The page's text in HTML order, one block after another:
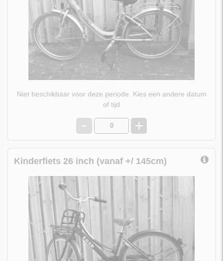
Niet beschikbaar voor deze periode. Kies een andere datum
of tijd
- +
Kinderfiets 26 inch (vanaf +/ 145cm)
Kinderfiets 26 Inch, 3 versnellingen
geschikt voor kinderen vanaf 9 jaar, lichaamslengte ±